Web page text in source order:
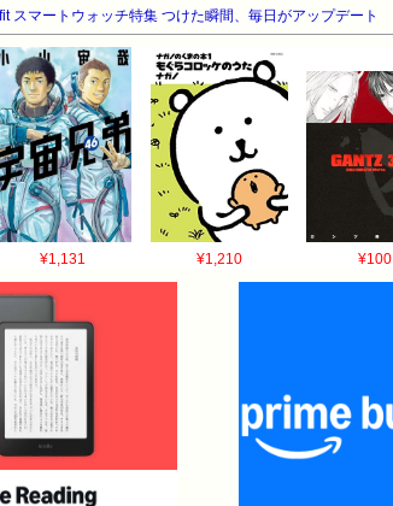
スマートウォッチ特集 つけた瞬間、毎日がアップデート
¥1,131 ¥1,210 ¥100